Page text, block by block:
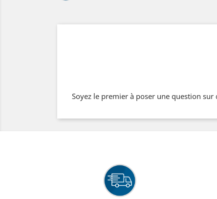
Soyez le premier à poser une question sur